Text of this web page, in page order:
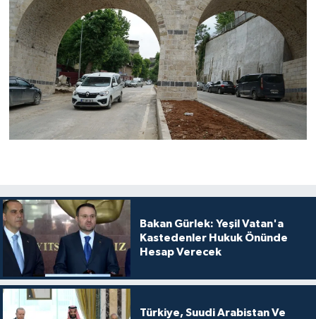
Bakan Gürlek: Yeşil Vatan'a
Kastedenler Hukuk Önünde
Hesap Verecek
Türkiye, Suudi Arabistan Ve